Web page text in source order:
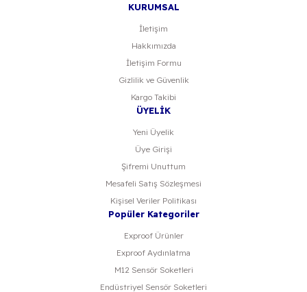
Gönder
KURUMSAL
İletişim
Hakkımızda
İletişim Formu
Gizlilik ve Güvenlik
Kargo Takibi
ÜYELİK
Yeni Üyelik
Üye Girişi
Şifremi Unuttum
Mesafeli Satış Sözleşmesi
Kişisel Veriler Politikası
Popüler Kategoriler
Exproof Ürünler
Exproof Aydınlatma
M12 Sensör Soketleri
Endüstriyel Sensör Soketleri